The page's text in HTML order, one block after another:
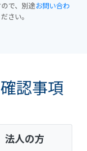
で、別途お問い合わ
さい。
認事項
法人の方